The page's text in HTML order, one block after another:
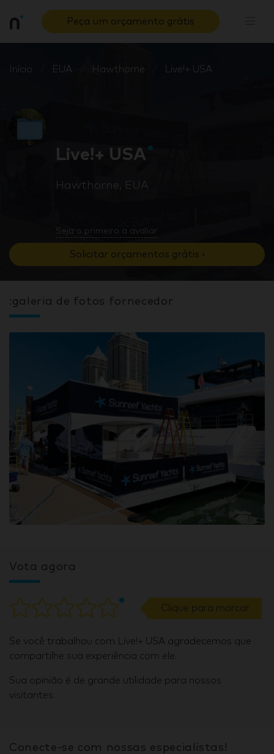
Peça um orçamento grátis
Início EUA Hawthorne Live!+ USA
Live!+ USA
Hawthorne, EUA
Seja o primeiro a avaliar
Solicitar orçamentos grátis ›
:galeria de fotos fornecedor
Vota agora
Clique para marcar
Se você trabalhou com Live!+ USA agradecemos que
compartilhe sua experiência com ele.
Sua opinião é de grande utilidade para nossos
visitantes.
Conecte-se com nossas especialistas!